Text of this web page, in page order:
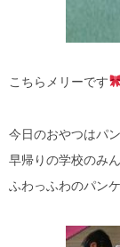
こちらメリーです
今日のおやつはパ
早帰りの学校のみ
ふわっふわのパン